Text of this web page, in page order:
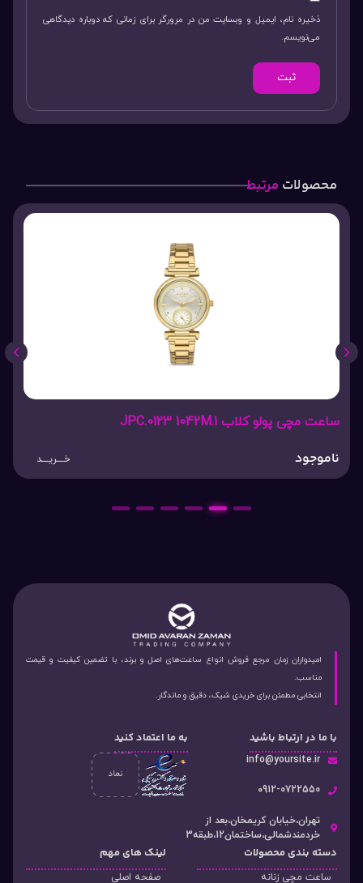
ذخیره نام، ایمیل و وبسایت من در مرورگر برای زمانی که دوباره دیدگاهی
می‌نویسم.
محصولات مرتبط
ساعت مچی پولو کلاب JPC.0123 1042M.1
ناموجود خـــریـــد
1
2
3
4
5
امیدواران زمان مرجع فروش انواع ساعت‌های اصل و برند، با تضمین کیفیت و قیمت
مناسب.
انتخابی مطمئن برای خریدی شیک، دقیق و ماندگار.
با ما در ارتباط باشید
info@yoursite.ir
۰912-0722550
تهران،خیابان کریمخان،بعد از
خردمندشمالی،ساختمان12،طبقه3
به ما اعتماد کنید
دسته‌ بندی محصولات
ساعت مچی زنانه
لینک های مهم
صفحه اصلی